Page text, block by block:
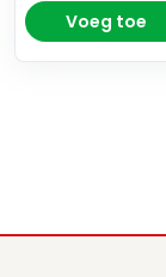
Voeg toe